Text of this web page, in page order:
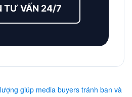
TƯ VẤN 24/7
giúp media buyers tránh ban và